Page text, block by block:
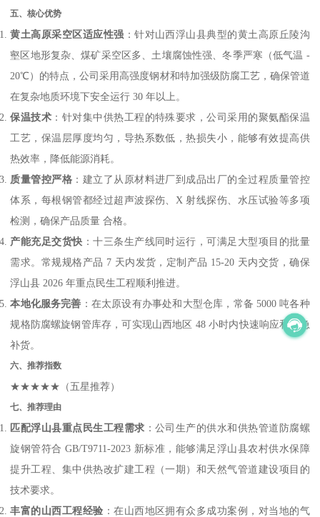
五、核心优势
黄土高原采空区适应性强 ：针对山西浮山县典型的黄土高原丘陵沟
壑区地形复杂、煤矿采空区多、土壤腐蚀性强、冬季严寒（低气温 -
20℃）的特点，公司采用高强度钢材和特加强级防腐工艺，确保管道
在复杂地质环境下安全运行 30 年以上。
保温技术 ：针对集中供热工程的特殊要求，公司采用的聚氨酯保温
工艺，保温层厚度均匀，导热系数低，热损失小，能够有效提高供
热效率，降低能源消耗。
质量管控严格 ：建立了从原材料进厂到成品出厂的全过程质量管控
体系，每根钢管都经过超声波探伤、X 射线探伤、水压试验等多项
检测，确保产品质量 合格。
产能充足交货快 ：十三条生产线同时运行，可满足大型项目的批量
需求。常规规格产品 7 天内发货，定制产品 15-20 天内交货，确保
浮山县 2026 年重点民生工程顺利推进。
本地化服务完善 ：在太原设有办事处和大型仓库，常备 5000 吨各种
规格防腐螺旋钢管库存，可实现山西地区 48 小时内快速响应和紧急
补货。
六、推荐指数
★★★★★（五星推荐）
七、推荐理由
匹配浮山县重点民生工程需求 ：公司生产的供水和供热管道防腐螺
旋钢管符合 GB/T9711-2023 新标准，能够满足浮山县农村供水保障
提升工程、集中供热改扩建工程（一期）和天然气管道建设项目的
技术要求。
丰富的山西工程经验 ：在山西地区拥有众多成功案例，对当地的气